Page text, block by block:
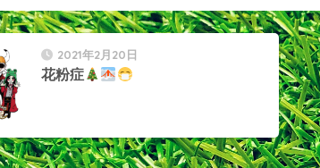
2021年2月20日
花粉症